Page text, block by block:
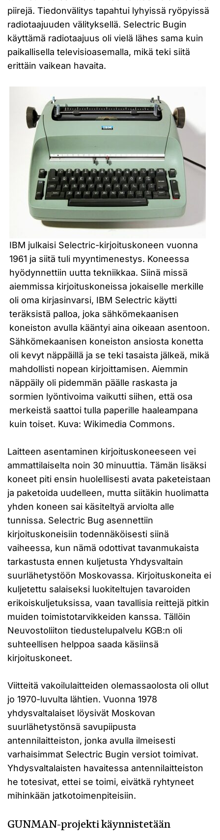
piirejä. Tiedonvälitys tapahtui lyhyissä ryöpyissä
radiotaajuuden välityksellä. Selectric Bugin
käyttämä radiotaajuus oli vielä lähes sama kuin
paikallisella televisioasemalla, mikä teki siitä
erittäin vaikean havaita.
IBM julkaisi Selectric-kirjoituskoneen vuonna
1961 ja siitä tuli myyntimenestys. Koneessa
hyödynnettiin uutta tekniikkaa. Siinä missä
aiemmissa kirjoituskoneissa jokaiselle merkille
oli oma kirjasinvarsi, IBM Selectric käytti
teräksistä palloa, joka sähkömekaanisen
koneiston avulla kääntyi aina oikeaan asentoon.
Sähkömekaanisen koneiston ansiosta konetta
oli kevyt näppäillä ja se teki tasaista jälkeä, mikä
mahdollisti nopean kirjoittamisen. Aiemmin
näppäily oli pidemmän päälle raskasta ja
sormien lyöntivoima vaikutti siihen, että osa
merkeistä saattoi tulla paperille haaleampana
kuin toiset. Kuva: Wikimedia Commons.
Laitteen asentaminen kirjoituskoneeseen vei
ammattilaiselta noin 30 minuuttia. Tämän lisäksi
koneet piti ensin huolellisesti avata paketeistaan
ja paketoida uudelleen, mutta siitäkin huolimatta
yhden koneen sai käsiteltyä arviolta alle
tunnissa. Selectric Bug asennettiin
kirjoituskoneisiin todennäköisesti siinä
vaiheessa, kun nämä odottivat tavanmukaista
tarkastusta ennen kuljetusta Yhdysvaltain
suurlähetystöön Moskovassa. Kirjoituskoneita ei
kuljetettu salaiseksi luokiteltujen tavaroiden
erikoiskuljetuksissa, vaan tavallisia reittejä pitkin
muiden toimistotarvikkeiden kanssa. Tällöin
Neuvostoliiton tiedustelupalvelu KGB:n oli
suhteellisen helppoa saada käsiinsä
kirjoituskoneet.
Viitteitä vakoilulaitteiden olemassaolosta oli ollut
jo 1970-luvulta lähtien. Vuonna 1978
yhdysvaltalaiset löysivät Moskovan
suurlähetystönsä savupiipusta
antennilaitteiston, jonka avulla ilmeisesti
varhaisimmat Selectric Bugin versiot toimivat.
Yhdysvaltalaisten havaitessa antennilaitteiston
he totesivat, ettei se toimi, eivätkä ryhtyneet
mihinkään jatkotoimenpiteisiin.
GUNMAN-projekti käynnistetään